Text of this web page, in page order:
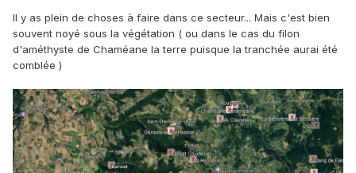
Il y as plein de choses à faire dans ce secteur... Mais c'est bien
souvent noyé sous la végétation ( ou dans le cas du filon
d'améthyste de Chaméane la terre puisque la tranchée aurai été
comblée )